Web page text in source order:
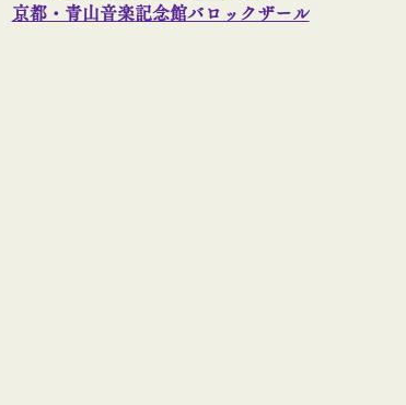
京都・青山音楽記念館バロックザール